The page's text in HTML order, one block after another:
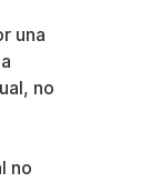
una
no
no